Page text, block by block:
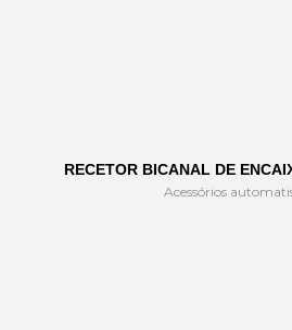
RECETOR BICANAL DE
Acessórios